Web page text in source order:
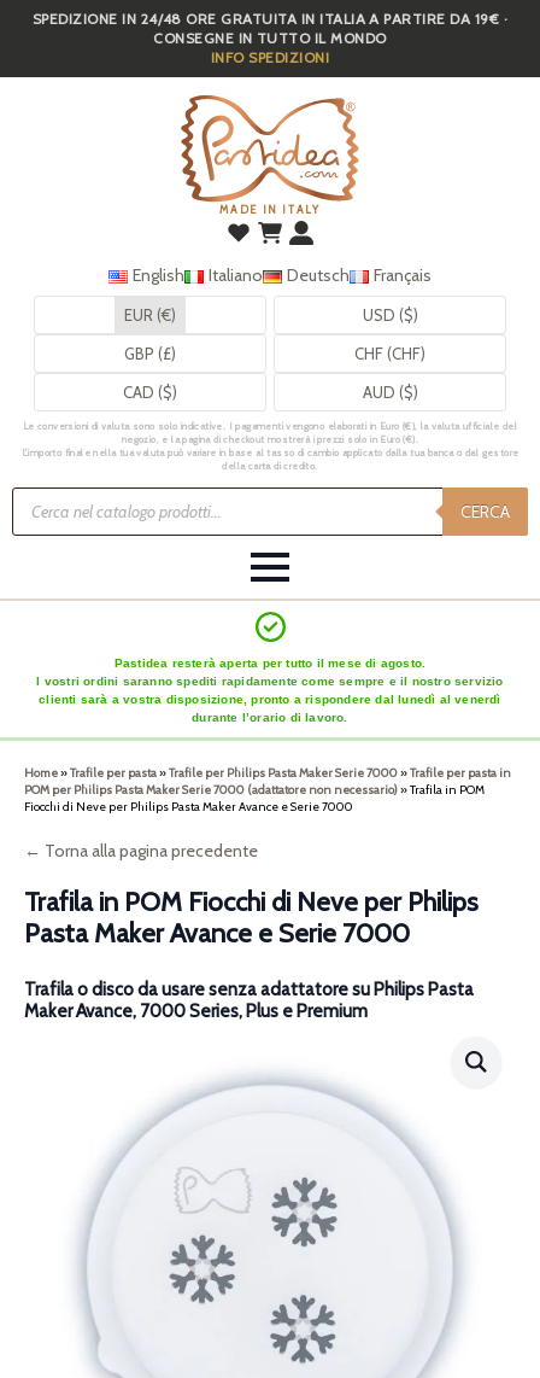
SkipSPEDIZIONE IN 24/48 ORE GRATUITA IN ITALIA A PARTIRE DA 19€ ·
CONSEGNE IN TUTTO IL MONDO
INFO SPEDIZIONI
MADE IN ITALY
English Italiano Deutsch Français
EUR (€)
USD ($)
GBP (£)
CHF (CHF)
CAD ($)
AUD ($)
Le conversioni di valuta sono solo indicative. I pagamenti vengono elaborati in Euro (€), la valuta ufficiale del
negozio, e la pagina di checkout mostrerà i prezzi solo in Euro (€).
L’importo finale nella tua valuta può variare in base al tasso di cambio applicato dalla tua banca o dal gestore
della carta di credito.
Ricerca
prodotti CERCA
Pastidea resterà aperta per tutto il mese di agosto.
I vostri ordini saranno spediti rapidamente come sempre e il nostro servizio
clienti sarà a vostra disposizione, pronto a rispondere dal lunedì al venerdì
durante l’orario di lavoro.
Home»Trafile per pasta»Trafile per Philips Pasta Maker Serie 7000»Trafile per pasta in
POM per Philips Pasta Maker Serie 7000 (adattatore non necessario)»Trafila in POM
Fiocchi di Neve per Philips Pasta Maker Avance e Serie 7000
← Torna alla pagina precedente
Trafila in POM Fiocchi di Neve per Philips
Pasta Maker Avance e Serie 7000
Trafila o disco da usare senza adattatore su Philips Pasta
Maker Avance, 7000 Series, Plus e Premium